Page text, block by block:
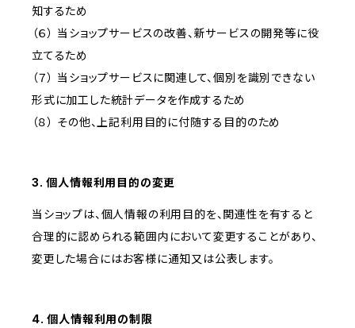
知するため
（６） 当ショップサービスの改善、新サービスの開発等に役
立てるため
（７） 当ショップサービスに関連して、個別を識別できない
形式に加工した統計データを作成するため
（８） その他、上記利用目的に付随する目的のため
3. 個人情報利用目的の変更
当ショップは、個人情報の利用目的を、関連性を有すると
合理的に認められる範囲内において変更することがあり、
変更した場合にはお客様に通知又は公表します。
4. 個人情報利用の制限